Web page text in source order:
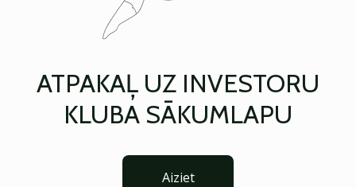
ATPAKAĻ UZ INVESTORU
KLUBA SĀKUMLAPU
Aiziet